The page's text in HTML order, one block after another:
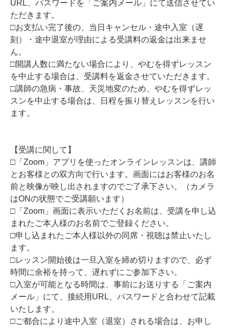
URL、パスワードを「ご案内メール」にて送信させてい
ただきます。
□お支払い完了後の、当日キャンセル・途中入室（遅
刻）・途中退室が理由による受講料の返金は出来ませ
ん。
□開講人数に満たない場合により、やむを得ずレッスン
を中止する場合は、受講料を返金させていただきます。
□講師の急病・事故、天災地変のため、やむを得ずレッ
スンを中止する場合は、日程を振り替えレッスンを行い
ます。
【受講に関して】
□「Zoom」アプリを使ったオンラインレッスンは、講師
とお客様との双方向で行います。画面にはお客様のお名
前と映像が映し出されますのでご了承下さい。（カメラ
はONの状態でご受講願います）
□「Zoom」画面に表示いただくお名前は、受講を申し込
まれたご本人様のお名前でご登録ください。
□申し込まれたご本人様以外の同席・視聴は禁止いたし
ます。
□レッスン開始後は一旦入室を締め切りますので、必ず
時間に余裕を持って、遅れずにご参加下さい。
□入室が可能となる時間は、事前にお送りする「ご案内
メール」にて、接続用URL、パスワードと合わせて記載
いたします。
□ご都合により途中入室（退室）される場合は、お申し